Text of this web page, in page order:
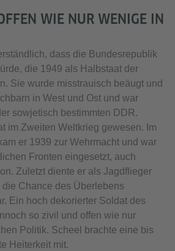
WIE NUR WENIGE IN
dass die Bundesrepublik
die 1949 als Halbstaat der
Sie wurde misstrauisch beäugt und
in West und Ost und war
sowjetisch bestimmten DDR.
im Zweiten Weltkrieg gewesen. Im
er 1939 zur Wehrmacht und war
Fronten eingesetzt, auch
Zuletzt diente er als Jagdflieger
die Chance des Überlebens
Ein hoch dekorierter Soldat des
so zivil und offen wie nur
Politik. Scheel brachte eine bis
Heiterkeit mit.